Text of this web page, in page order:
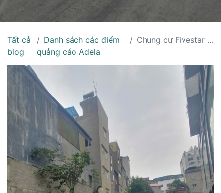
Tất cả
blog
Danh sách các điểm
quảng cáo Adela
Chung cư Fivestar Garden - Sân G5